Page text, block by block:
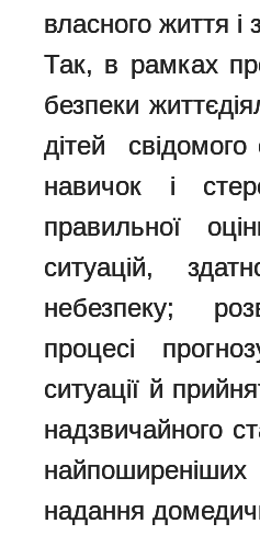
власного життя і
Так, в рамках
безпеки
дітей свідомого
навичок і
правильної
ситуацій,
небезпеку;
процесі
ситуації й
надзвичайного
надання